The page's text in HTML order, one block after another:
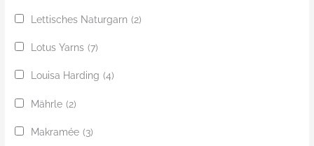
Lettisches Naturgarn (2)
Lotus Yarns (7)
Louisa Harding (4)
Mährle (2)
Makramée (3)